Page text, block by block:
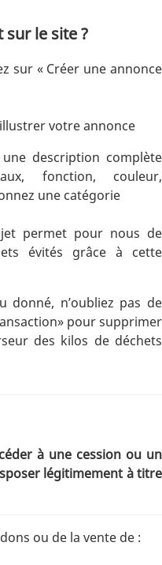
le site ?
sur « Créer une annonce
votre annonce
description complète
fonction, couleur,
une catégorie
permet pour nous de
évités grâce à cette
n’oubliez pas de
pour supprimer
des kilos de déchets
à une cession ou un
légitimement à titre
ou de la vente de :